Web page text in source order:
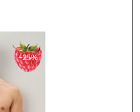
−25%